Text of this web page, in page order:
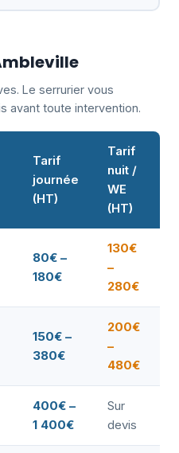
Le serrurier vous
avant toute intervention.
Tarif
journée
(HT)
Tarif
nuit /
WE
(HT)
80€ –
180€
130€
–
280€
150€ –
380€
200€
–
480€
400€ –
1 400€
Sur
devis